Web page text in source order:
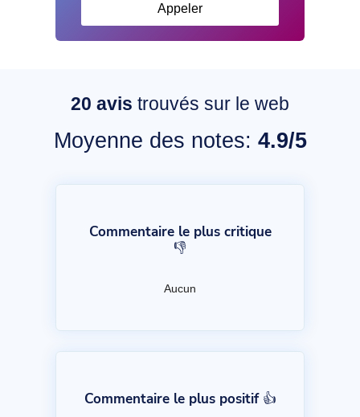
Appeler
20 avis trouvés sur le web
Moyenne des notes: 4.9/5
Commentaire le plus critique
👎
Aucun
Commentaire le plus positif 👍